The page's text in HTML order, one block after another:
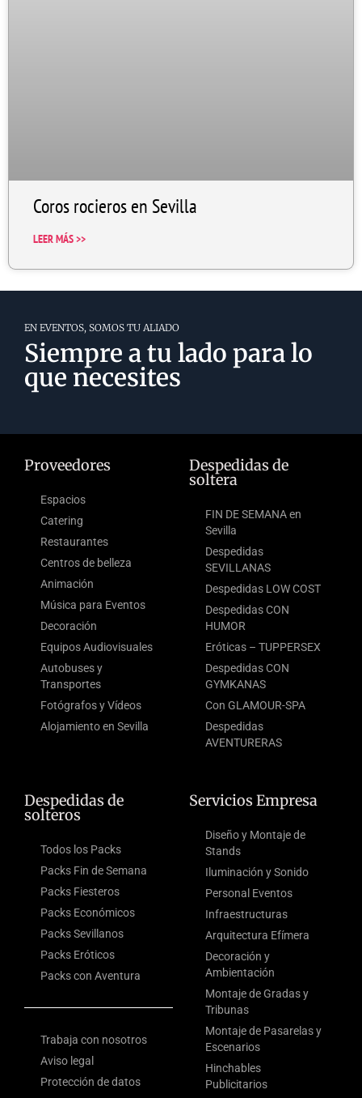
Coros rocieros en Sevilla
LEER MÁS >>
EN EVENTOS, SOMOS TU ALIADO
Siempre a tu lado para lo
que necesites
Proveedores
Espacios
Catering
Restaurantes
Centros de belleza
Animación
Música para Eventos
Decoración
Equipos Audiovisuales
Autobuses y
Transportes
Fotógrafos y Vídeos
Alojamiento en Sevilla
Despedidas de
soltera
FIN DE SEMANA en
Sevilla
Despedidas
SEVILLANAS
Despedidas LOW COST
Despedidas CON
HUMOR
Eróticas – TUPPERSEX
Despedidas CON
GYMKANAS
Con GLAMOUR-SPA
Despedidas
AVENTURERAS
Despedidas de
solteros
Todos los Packs
Packs Fin de Semana
Packs Fiesteros
Packs Económicos
Packs Sevillanos
Packs Eróticos
Packs con Aventura
Trabaja con nosotros
Aviso legal
Protección de datos
Servicios Empresa
Diseño y Montaje de
Stands
Iluminación y Sonido
Personal Eventos
Infraestructuras
Arquitectura Efímera
Decoración y
Ambientación
Montaje de Gradas y
Tribunas
Montaje de Pasarelas y
Escenarios
Hinchables
Publicitarios